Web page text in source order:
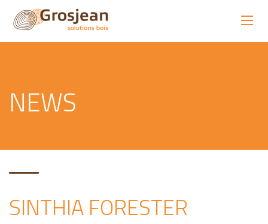
NEWS
SINTHIA FORESTER